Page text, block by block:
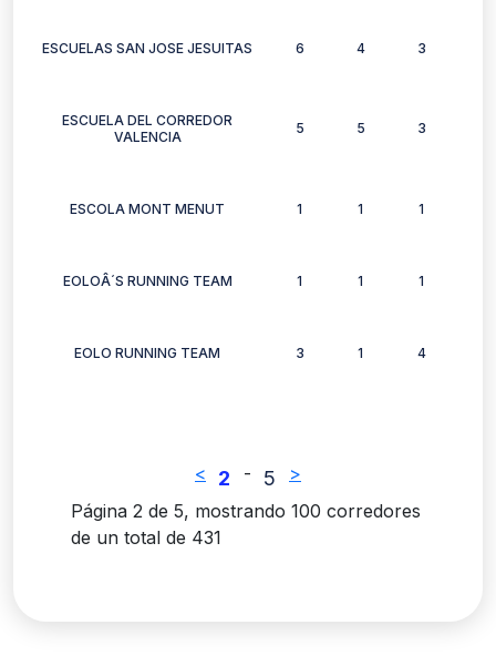
ESCUELAS SAN JOSE JESUITAS 6 4 3
ESCUELA DEL CORREDOR
VALENCIA
5 5 3
ESCOLA MONT MENUT 1 1 1
EOLOÂ´S RUNNING TEAM 1 1 1
EOLO RUNNING TEAM 3 1 4
< 2 - 5
>
Página 2 de 5, mostrando 100 corredores
de un total de 431